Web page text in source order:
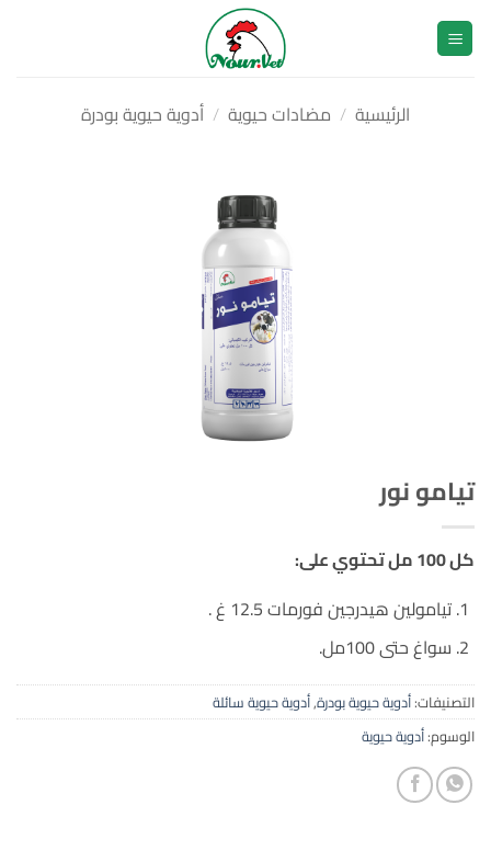
تخطي
للمحتوى
الرئيسية / مضادات حيوية / أدوية حيوية بودرة
تيامو نور
كل 100 مل تحتوي على:
تيامولين هيدرجين فورمات 12.5 غ .
سواغ حتى 100مل.
التصنيفات:أدوية حيوية بودرة,أدوية حيوية سائلة
الوسوم:أدوية حيوية